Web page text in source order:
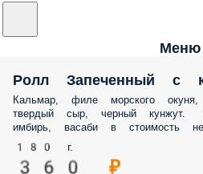
Меню
Ролл Запеченный с
Кальмар, филе морского
твердый сыр, черный
имбирь, васаби в стоимость
180 г.
360 ₽